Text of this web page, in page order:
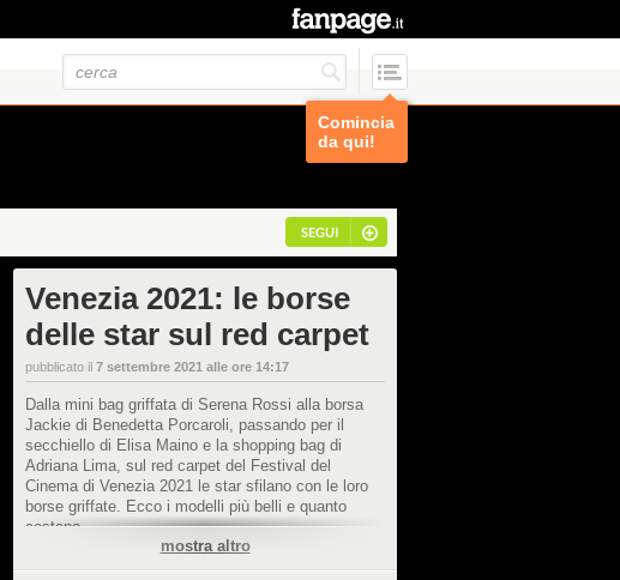
Comincia
da qui!
SEGUI
Venezia 2021: le borse
delle star sul red carpet
pubblicato il 7 settembre 2021 alle ore 14:17
Dalla mini bag griffata di Serena Rossi alla borsa
Jackie di Benedetta Porcaroli, passando per il
secchiello di Elisa Maino e la shopping bag di
Adriana Lima, sul red carpet del Festival del
Cinema di Venezia 2021 le star sfilano con le loro
borse griffate. Ecco i modelli più belli e quanto
costano
mostra altro